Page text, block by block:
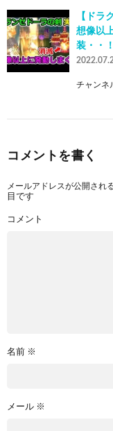
【ドラ
想像以
装・・
チャンネ
コメントを書く
メールアドレスが公開され
目です
コメント
名前 ※
メール ※